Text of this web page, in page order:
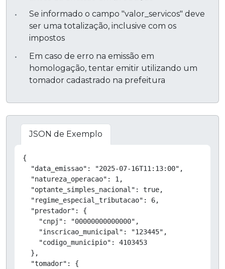
Se informado o campo "valor_servicos" deve
ser uma totalização, inclusive com os
impostos
Em caso de erro na emissão em
homologação, tentar emitir utilizando um
tomador cadastrado na prefeitura
JSON de Exemplo
{
  "data_emissao": "2025-07-16T11:13:00",
  "natureza_operacao": 1,
  "optante_simples_nacional": true,
  "regime_especial_tributacao": 6,
  "prestador": {
    "cnpj": "00000000000000",
    "inscricao_municipal": "123445",
    "codigo_municipio": 4103453
  },
  "tomador": {